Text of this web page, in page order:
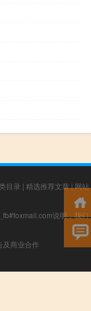
目录 | 精选推荐文章|网站
说明，我们
及商业合作